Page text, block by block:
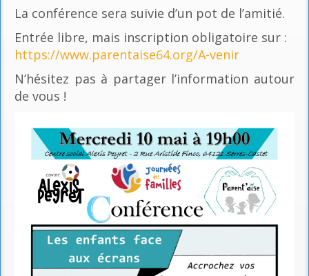
La conférence sera suivie d’un pot de l’amitié.
Entrée libre, mais inscription obligatoire sur :
https://www.parentaise64.org/A-venir
N’hésitez pas à partager l’information autour
de vous !